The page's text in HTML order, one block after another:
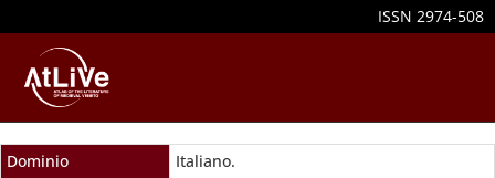
ISSN 2974-508
Dominio
Italiano.